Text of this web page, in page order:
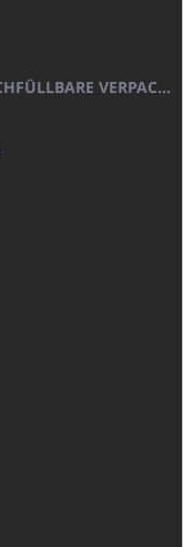
KÖRPERLOTION 1L OLIVIA THINKS (NACHFÜLLBARE VERPACKUNG)